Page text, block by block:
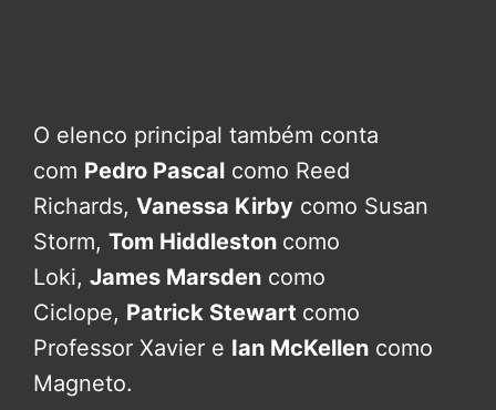
O elenco principal também conta
com Pedro Pascal como Reed
Richards, Vanessa Kirby como Susan
Storm, Tom Hiddleston como
Loki, James Marsden como
Ciclope, Patrick Stewart como
Professor Xavier e Ian McKellen como
Magneto.